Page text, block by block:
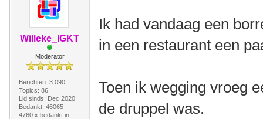
Willeke_IGKT
Moderator
Berichten: 3.090
Topics: 86
Lid sinds: Dec 2020
Bedankt: 46065
4760 x bedankt in
Ik had vandaag een
in een restaurant een
Toen ik wegging vroeg
de druppel was.